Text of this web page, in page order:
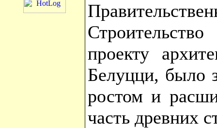
проекту
Белуцци, было
ростом и
часть древних